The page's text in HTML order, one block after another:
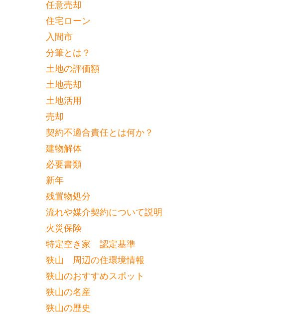
任意売却
住宅ローン
入間市
分筆とは？
土地の評価額
土地売却
土地活用
売却
契約不適合責任とは何か？
建物解体
必要書類
新年
残置物処分
流れや媒介契約について説明
火災保険
特定空き家 認定基準
狭山 周辺の住環境情報
狭山のおすすめスポット
狭山の名産
狭山の歴史